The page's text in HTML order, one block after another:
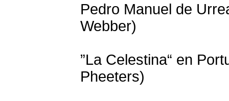
Pedro Manuel de
Webber)
”La Celestina“ en
Pheeters)